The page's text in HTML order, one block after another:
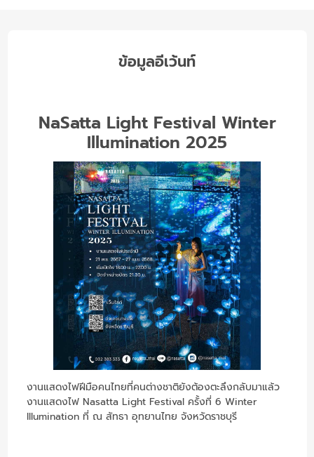
ข้อมูลอีเว้นท์
NaSatta Light Festival Winter
Illumination 2025
งานแสดงไฟฝีมือคนไทยที่คนต่างชาติยังต้องตะลึงกลับมาแล้ว
งานแสดงไฟ Nasatta Light Festival ครั้งที่ 6 Winter
Illumination ที่ ณ สัทธา อุทยานไทย จังหวัดราชบุรี